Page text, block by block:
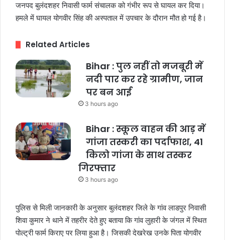
जनपद बुलंदशहर निवासी फार्म संचालक को गंभीर रूप से घायल कर दिया।
हमले में घायल योगवीर सिंह की अस्पताल में उपचार के दौरान मौत हो गई है।
Related Articles
Bihar : पुल नहीं तो मजबूरी में
नदी पार कर रहे ग्रामीण, जान
पर बन आई
3 hours ago
Bihar : स्कूल वाहन की आड़ में
गांजा तस्करी का पर्दाफाश, 41
किलो गांजा के साथ तस्कर
गिरफ्तार
3 hours ago
पुलिस से मिली जानकारी के अनुसार बुलंदशहर जिले के गांव लाडपुर निवासी
शिवा कुमार ने थाने में तहरीर देते हुए बताया कि गांव लुहारी के जंगल में स्थित
पोल्ट्री फार्म किराए पर लिया हुआ है। जिसकी देखरेख उनके पिता योगवीर